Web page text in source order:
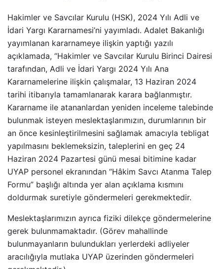
Hakimler ve Savcılar Kurulu (HSK), 2024 Yılı Adli ve
İdari Yargı Kararnamesi’ni yayımladı. Adalet Bakanlığı
yayımlanan kararnameye ilişkin yaptığı yazılı
açıklamada, “Hakimler ve Savcılar Kurulu Birinci Dairesi
tarafından, Adli ve İdari Yargı 2024 Yılı Ana
Kararnamelerine ilişkin çalışmalar, 13 Haziran 2024
tarihi itibarıyla tamamlanarak karara bağlanmıştır.
Kararname ile atananlardan yeniden inceleme talebinde
bulunmak isteyen meslektaşlarımızın, durumlarının bir
an önce kesinleştirilmesini sağlamak amacıyla tebligat
yapılmasını beklemeksizin, taleplerini en geç 24
Haziran 2024 Pazartesi günü mesai bitimine kadar
UYAP personel ekranından “Hâkim Savcı Atanma Talep
Formu” başlığı altında yer alan açıklama kısmını
doldurmak suretiyle göndermeleri gerekmektedir.
Meslektaşlarımızın ayrıca fiziki dilekçe göndermelerine
gerek bulunmamaktadır. (Görev mahallinde
bulunmayanların bulundukları yerlerdeki adliyeler
aracılığıyla mutlaka UYAP üzerinden göndermeleri